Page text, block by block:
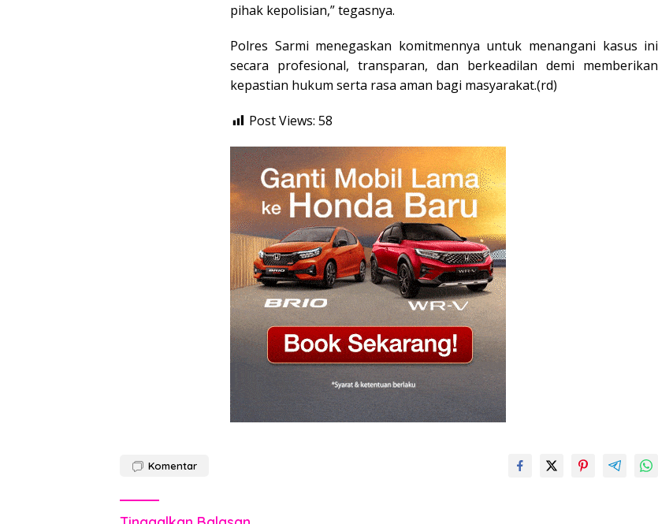
pihak kepolisian,” tegasnya.
Polres Sarmi menegaskan komitmennya untuk menangani kasus ini
secara profesional, transparan, dan berkeadilan demi memberikan
kepastian hukum serta rasa aman bagi masyarakat.(rd)
Post Views: 58
Komentar